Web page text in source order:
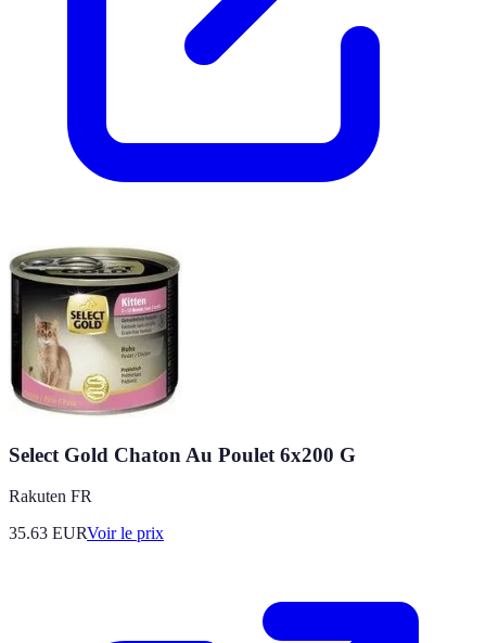
Select Gold Chaton Au Poulet 6x200 G
Rakuten FR
35.63 EURVoir le prix